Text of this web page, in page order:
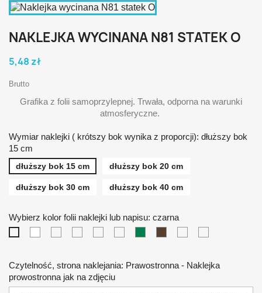
NAKLEJKA WYCINANA N81 STATEK O
5,48 zł
Brutto
Grafika z folii samoprzylepnej. Trwała, odporna na warunki
atmosferyczne.
Wymiar naklejki ( krótszy bok wynika z proporcji): dłuższy bok
15 cm
dłuższy bok 15 cm dłuższy bok 20 cm
dłuższy bok 30 cm dłuższy bok 40 cm
Wybierz kolor folii naklejki lub napisu: czarna
Czytelność, strona naklejania: Prawostronna - Naklejka
prowostronna jak na zdjęciu